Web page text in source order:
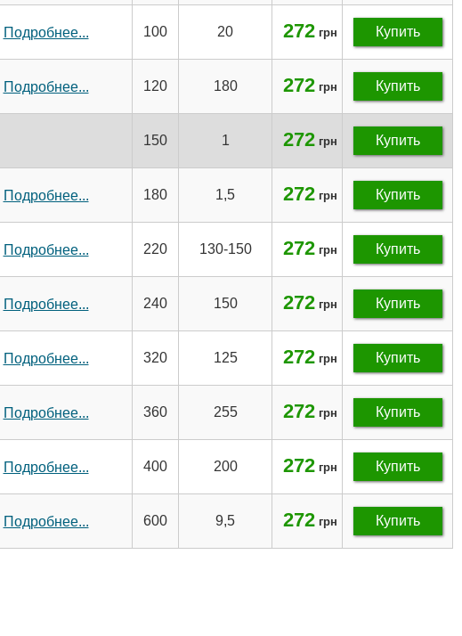
Подробнее... 100 20 272 грн Купить
Подробнее... 120 180 272 грн Купить
150 1 272 грн Купить
Подробнее... 180 1,5 272 грн Купить
Подробнее... 220 130-150 272 грн Купить
Подробнее... 240 150 272 грн Купить
Подробнее... 320 125 272 грн Купить
Подробнее... 360 255 272 грн Купить
Подробнее... 400 200 272 грн Купить
Подробнее... 600 9,5 272 грн Купить